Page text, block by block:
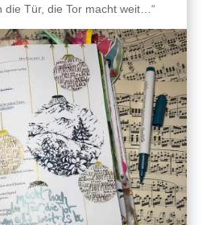
die Tür, die Tor macht weit…“